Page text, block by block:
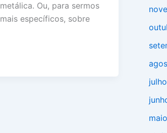
metálica. Ou, para sermos
mais específicos, sobre